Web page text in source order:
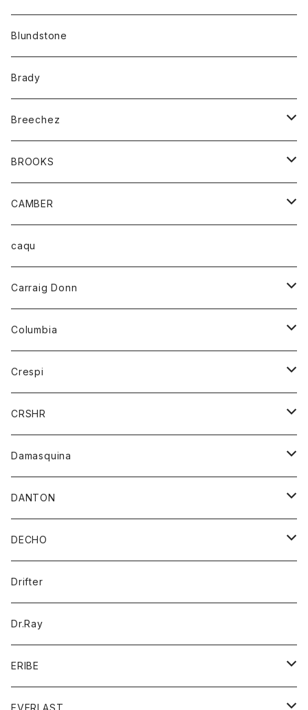
カーディガン
コート
アクセサリー
バッグ
ベルト
キッズ
Tシャツ
グッズ
アンダーウェアー
カードホルダー
チーフ
バンダナ
トップス
カーディガン
トレーナー
パーカー
ボトム
オーバーオール
ショートパンツ
レディース
オーバーオール
カーディガン
Tシャツ
パーカー
サングラス
Blundstone
Brady
Breechez
シャツ
BROOKS
グッズ
靴
CAMBER
トップス
ハーフスリーブTシャツ
caqu
Carraig Donn
ニット
Columbia
アウター
ジャケット
Crespi
ジャケット
ワンピース
ブラウス
CRSHR
キャップ
Damasquina
ウォレット
カードケース
バッグ
DANTON
アウター
コート
ジャケット
アクセサリー
バッグ
キッズ
シャツ
Tシャツ
グッズ
帽子
トップス
DECHO
帽子
Drifter
Dr.Ray
ERIBE
ニット
EVERLAST